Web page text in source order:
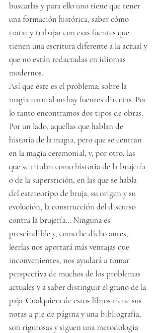
buscarlas y para ello uno tiene que tener
una formación histórica, saber cómo
tratar y trabajar con esas fuentes que
tienen una escritura diferente a la actual y
que no están redactadas en idiomas
modernos.
Así que éste es el problema: sobre la
magia natural no hay fuentes directas. Por
lo tanto encontramos dos tipos de obras.
Por un lado, aquellas que hablan de
historia de la magia, pero que se centran
en la magia ceremonial, y, por otro, las
que se titulan como historia de la brujería
o de la superstición, en las que se habla
del estereotipo de bruja, su origen y su
evolución, la construcción del discurso
contra la brujería... Ninguna es
prescindible y, como he dicho antes,
leerlas nos aportará más ventajas que
inconvenientes, nos ayudará a tomar
perspectiva de muchos de los problemas
actuales y a saber distinguir el grano de la
paja. Cualquiera de estos libros tiene sus
notas a pie de página y una bibliografía,
son rigurosas y siguen una metodología